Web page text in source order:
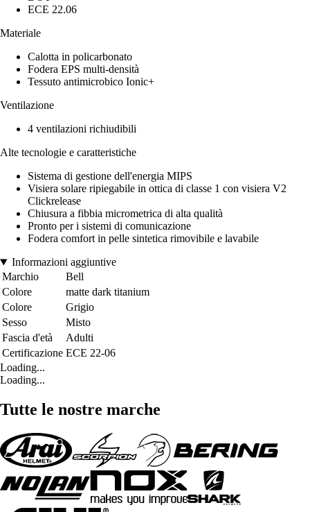
ECE 22.06
Materiale
Calotta in policarbonato
Fodera EPS multi-densità
Tessuto antimicrobico Ionic+
Ventilazione
4 ventilazioni richiudibili
Alte tecnologie e caratteristiche
Sistema di gestione dell'energia MIPS
Visiera solare ripiegabile in ottica di classe 1 con visiera V2
Clickrelease
Chiusura a fibbia micrometrica di alta qualità
Pronto per i sistemi di comunicazione
Fodera comfort in pelle sintetica rimovibile e lavabile
Informazioni aggiuntive
Marchio
Bell
Colore
matte dark titanium
Colore
Grigio
Sesso
Misto
Fascia d'età
Adulti
Certificazione ECE 22-06
Loading...
Loading...
Tutte le nostre marche